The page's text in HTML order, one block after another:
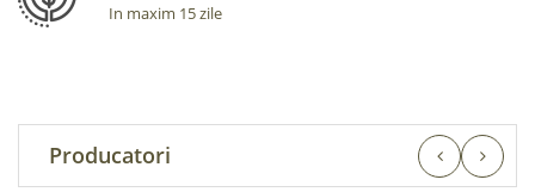
In maxim 15 zile
Producatori